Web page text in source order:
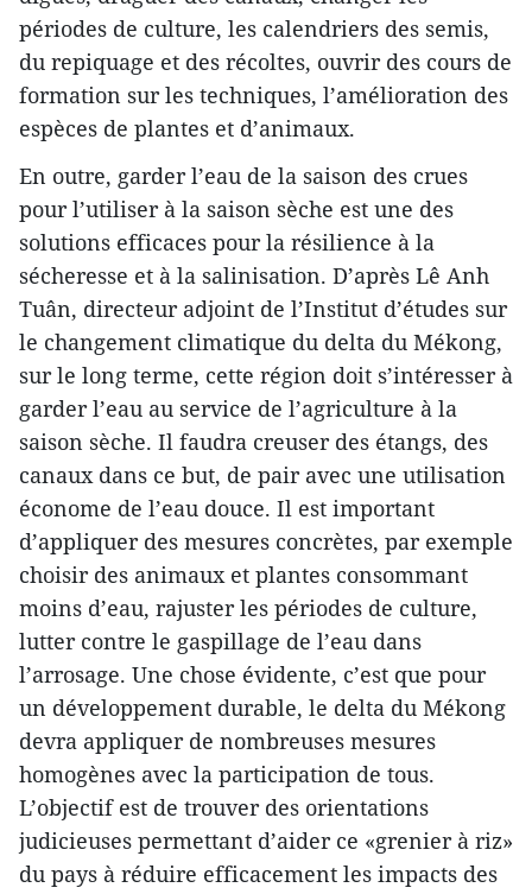
périodes de culture, les calendriers des semis,
du repiquage et des récoltes, ouvrir des cours de
formation sur les techniques, l’amélioration des
espèces de plantes et d’animaux.
En outre, garder l’eau de la saison des crues
pour l’utiliser à la saison sèche est une des
solutions efficaces pour la résilience à la
sécheresse et à la salinisation. D’après Lê Anh
Tuân, directeur adjoint de l’Institut d’études sur
le changement climatique du delta du Mékong,
sur le long terme, cette région doit s’intéresser à
garder l’eau au service de l’agriculture à la
saison sèche. Il faudra creuser des étangs, des
canaux dans ce but, de pair avec une utilisation
économe de l’eau douce. Il est important
d’appliquer des mesures concrètes, par exemple
choisir des animaux et plantes consommant
moins d’eau, rajuster les périodes de culture,
lutter contre le gaspillage de l’eau dans
l’arrosage. Une chose évidente, c’est que pour
un développement durable, le delta du Mékong
devra appliquer de nombreuses mesures
homogènes avec la participation de tous.
L’objectif est de trouver des orientations
judicieuses permettant d’aider ce «grenier à riz»
du pays à réduire efficacement les impacts des